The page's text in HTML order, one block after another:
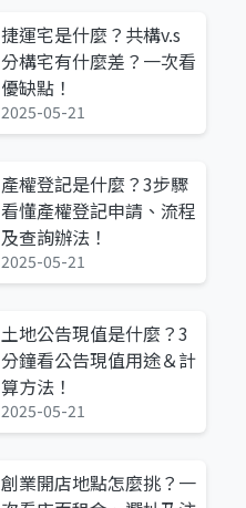
捷運宅是什麼？共構v.s
分構宅有什麼差？一次看
優缺點！
2025-05-21
產權登記是什麼？3步驟
看懂產權登記申請、流程
及查詢辦法！
2025-05-21
土地公告現值是什麼？3
分鐘看公告現值用途＆計
算方法！
2025-05-21
創業開店地點怎麼挑？一